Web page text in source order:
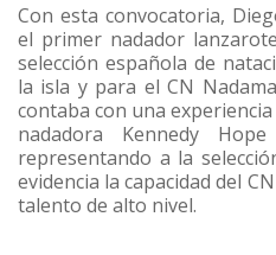
Con esta convocatoria,
el primer nadador
selección española de
la isla y para el CN
contaba con una
nadadora Kennedy
representando a la
evidencia la capacidad del
talento de alto nivel.